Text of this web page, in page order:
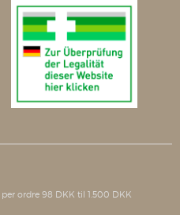
per ordre 98 DKK til 1.500 DKK